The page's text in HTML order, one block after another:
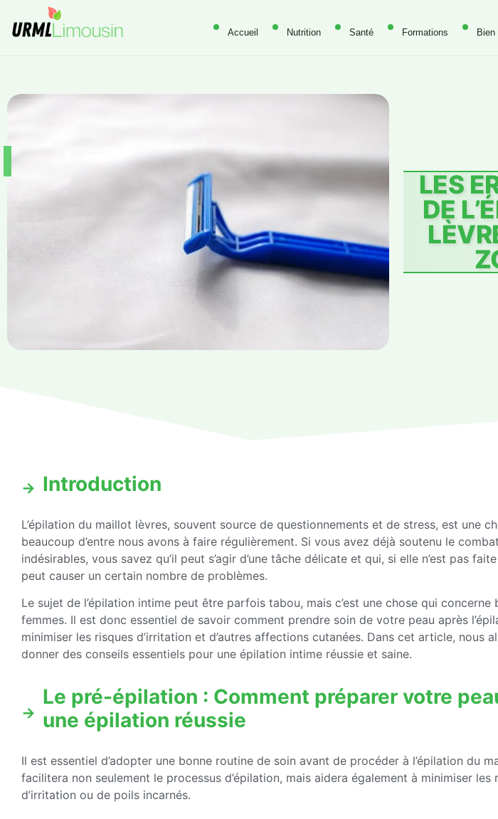
Accueil Nutrition Santé Formations Bien
LES
DE
Introduction
L’épilation du maillot lèvres, souvent source de questionnements et de stress, est une
beaucoup d’entre nous avons à faire régulièrement. Si vous avez déjà soutenu le
indésirables, vous savez qu’il peut s’agir d’une tâche délicate et qui, si elle n’est pas
peut causer un certain nombre de problèmes.
Le sujet de l’épilation intime peut être parfois tabou, mais c’est une chose qui concerne
femmes. Il est donc essentiel de savoir comment prendre soin de votre peau après
minimiser les risques d’irritation et d’autres affections cutanées. Dans cet article, nous
donner des conseils essentiels pour une épilation intime réussie et saine.
Le pré-épilation : Comment préparer votre
une épilation réussie
Il est essentiel d’adopter une bonne routine de soin avant de procéder à l’épilation du
facilitera non seulement le processus d’épilation, mais aidera également à minimiser les
d’irritation ou de poils incarnés.